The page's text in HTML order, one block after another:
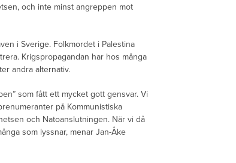
och inte minst angreppen mot
i Sverige. Folkmordet i Palestina
Krigspropagandan har hos många
andra alternativ.
som fått ett mycket gott gensvar. Vi
på Kommunistiska
och Natoanslutningen. När vi då
som lyssnar, menar Jan-Åke